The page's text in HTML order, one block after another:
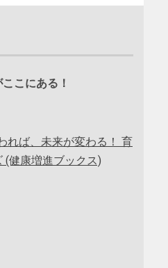
こにある！
れば、未来が変わる！ 育
(健康増進ブックス)